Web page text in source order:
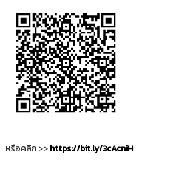
o
r
y
ค
ลั
อ
ญ
บุ
รี
หรือคลิก >>https://bit.ly/3cAcniH